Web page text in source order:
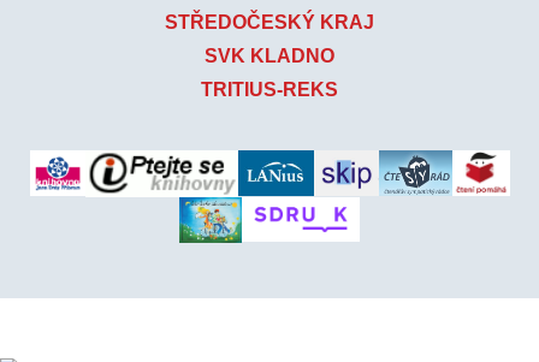
STŘEDOČESKÝ KRAJ
SVK KLADNO
TRITIUS-REKS